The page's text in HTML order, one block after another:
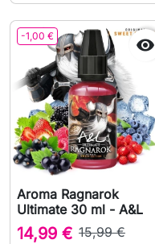
-1,00 € 
Aroma Ragnarok
Ultimate 30 ml - A&L
14,99 € 15,99 €